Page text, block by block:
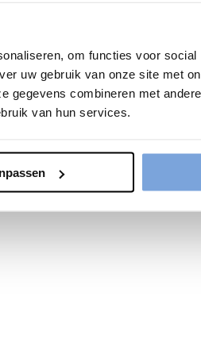
om functies voor
uw gebruik van onze site met
gegevens combineren met
van hun services.
www.caramelcampers.be(see the